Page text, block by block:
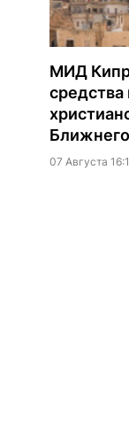
МИД
07 Августа